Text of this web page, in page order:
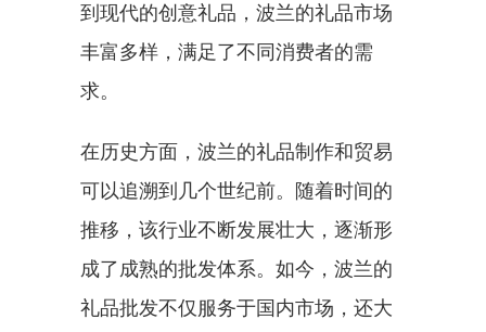
到现代的创意礼品，波兰的礼品市场
丰富多样，满足了不同消费者的需
求。
在历史方面，波兰的礼品制作和贸易
可以追溯到几个世纪前。随着时间的
推移，该行业不断发展壮大，逐渐形
成了成熟的批发体系。如今，波兰的
礼品批发不仅服务于国内市场，还大